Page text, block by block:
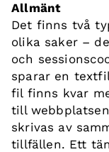
Allmänt
Det finns två
olika saker –
och
sparar en
fil finns kvar
till
skrivas av
tillfällen. Ett